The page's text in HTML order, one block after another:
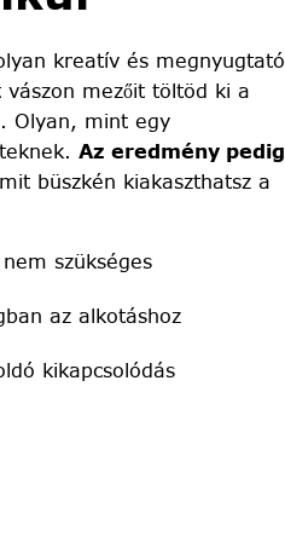
kreatív és megnyugtató
mezőit töltöd ki a
Olyan, mint egy
Az eredmény pedig
büszkén kiakaszthatsz a
szükséges
az alkotáshoz
kikapcsolódás